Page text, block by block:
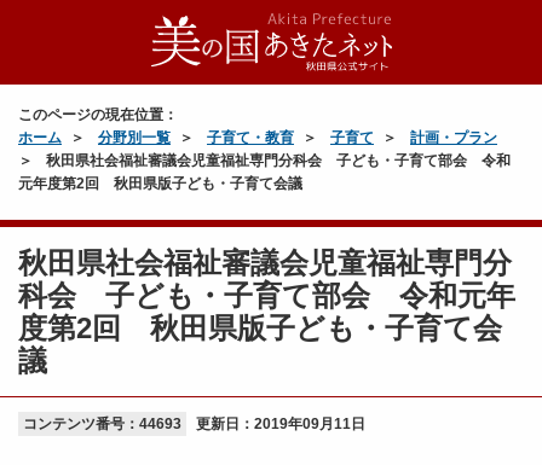
このページの現在位置：
ホーム
分野別一覧 子育て・教育 子育て
計画・プラン
秋田県社会福祉審議会児童福祉専門分科会 子ども・子育て部会 令和
元年度第2回 秋田県版子ども・子育て会議
秋田県社会福祉審議会児童福祉専門分
科会 子ども・子育て部会 令和元年
度第2回 秋田県版子ども・子育て会
議
コンテンツ番号：44693 更新日： 2019年09月11日